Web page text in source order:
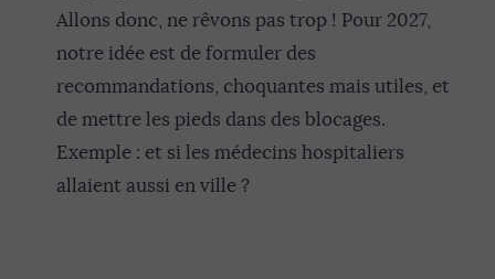
Allons donc, ne rêvons pas trop ! Pour 2027,
notre idée est de formuler des
recommandations, choquantes mais utiles, et
de mettre les pieds dans des blocages.
Exemple : et si les médecins hospitaliers
allaient aussi en ville ?